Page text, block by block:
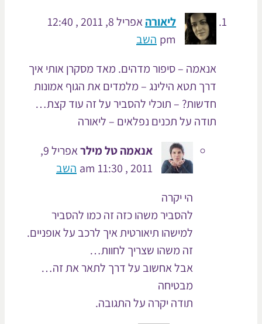
ליאורה
אפריל 8, 2011 , 12:40
pm השב
אנאמה – סיפור מדהים. מאד מסקרן אותי איך
דרך תטא הילינג – מלמדים את הגוף אמונות
חדשות? – תוכלי להסביר על זה עוד קצת…
תודה על תכנים נפלאים – ליאורה
אנאמה טל מילר
אפריל 9,
2011 , 11:30 am
השב
הי יקרה
להסביר משהו כזה זה כמו להסביר
למישהו תיאורטית איך לרכב על אופניים.
זה משהו שצריך לחוות…
אבל אחשוב על דרך לתאר את זה…
מבטיחה
תודה יקרה על התגובה.